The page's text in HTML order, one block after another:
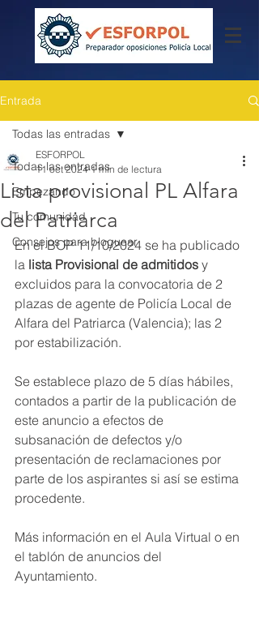
Entrada
Todas las entradas
Empezando
Tu comunidad
Consejos para bloguear
Todas las entradas
Lista provisional PL Alfara
del Patriarca
ESFORPOL
11 oct 2024 1 min de lectura
En el BOP 11/10/2024 se ha publicado
la lista Provisional de admitidos y
excluidos para la convocatoria de 2
plazas de agente de Policía Local de
Alfara del Patriarca (Valencia); las 2
por estabilización.
Se establece plazo de 5 días hábiles,
contados a partir de la publicación de
este anuncio a efectos de
subsanación de defectos y/o
presentación de reclamaciones por
parte de los aspirantes si así se estima
procedente.
Más información en el Aula Virtual o en
el tablón de anuncios del
Ayuntamiento.